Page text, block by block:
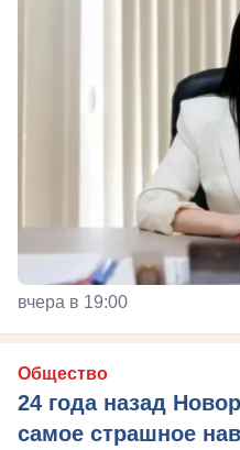
вчера в 19:00
Общество
24 года назад
самое страшное